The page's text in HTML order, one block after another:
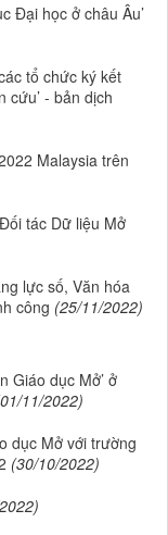
Đại học ở châu Âu’
tổ chức ký kết
cứu’ - bản dịch
Malaysia trên
tác Dữ liệu Mở
lực số, Văn hóa
công (25/11/2022)
Giáo dục Mở’ ở
11/2022)
dục Mở với trường
(30/10/2022)